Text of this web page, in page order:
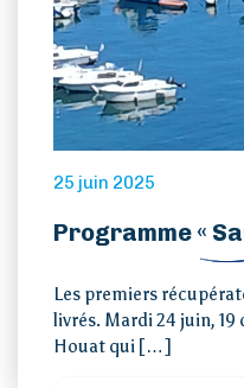
25 juin 2025
Programme «
Les premiers
livrés. Mardi 24 juin,
Houat qui […]